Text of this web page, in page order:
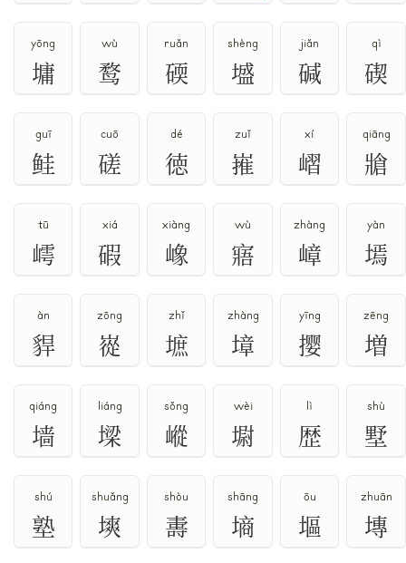
yōng
墉
wù
鹜
ruǎn
碝
shèng
墭
jiǎn
碱
qì
碶
guī
鲑
cuō
磋
dé
徳
zuǐ
嶊
xí
嶍
qiāng
牄
tū
嶀
xiá
碬
xiàng
嶑
wù
寤
zhàng
嶂
yàn
墕
àn
貋
zōng
嵸
zhǐ
墌
zhàng
墇
yīng
撄
zēng
増
qiáng
墙
liáng
墚
sǒng
嵷
wèi
墛
lì
歴
shù
墅
shú
塾
shuǎng
塽
shòu
夀
shāng
墒
ōu
塸
zhuān
塼